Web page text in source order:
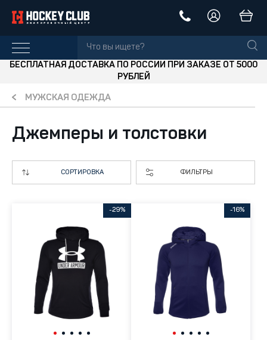
БЕСПЛАТНАЯ ДОСТАВКА ПО РОССИИ ПРИ ЗАКАЗЕ ОТ 5000
РУБЛЕЙ
МУЖСКАЯ ОДЕЖДА
Джемперы и толстовки
СОРТИРОВКА ФИЛЬТРЫ
-29% -16%